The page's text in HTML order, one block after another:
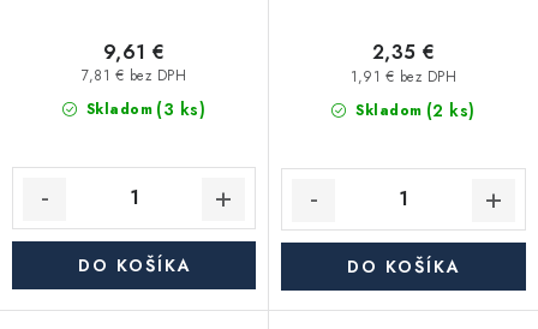
Skladom (3 ks)
7,81 € bez DPH
9,61 €
DO KOŠÍKA
Skladom (2 ks)
1,91 € bez DPH
2,35 €
DO KOŠÍKA